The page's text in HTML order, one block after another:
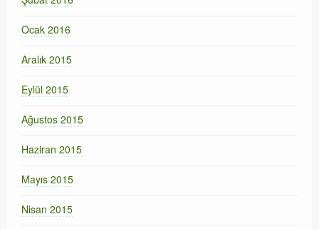
Ocak 2016
Aralık 2015
Eylül 2015
Ağustos 2015
Haziran 2015
Mayıs 2015
Nisan 2015